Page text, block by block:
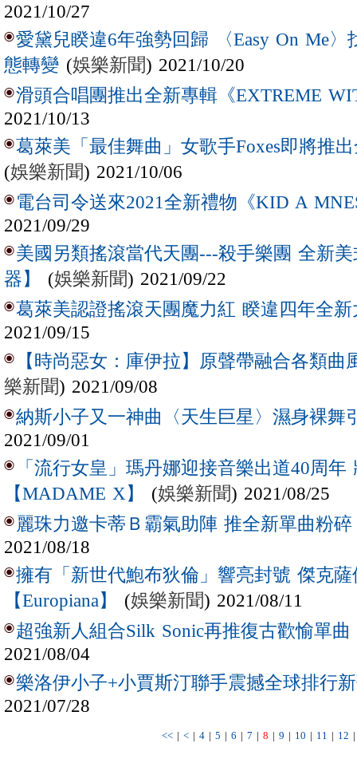
2021/10/27
愛黛兒睽違6年強勢回歸 〈Easy On Me〉
態轉變 (娛樂新聞) 2021/10/20
滑頭合唱團推出全新專輯《EXTREME
2021/10/13
葛萊美「最佳舞曲」女歌手Foxes即將推
(娛樂新聞) 2021/10/06
電台司令送來2021全新禮物《KID A
2021/09/29
美國另類搖滾當代天團---殺手樂團 全新
器】
(娛樂新聞) 2021/09/22
葛萊美認證搖滾天團魔力紅 睽違四年全
2021/09/15
【時尚惡女：庫伊拉】原聲帶融合各類
樂新聞) 2021/09/08
納斯小子又一神曲〈天生巨星〉濕身裸舞
2021/09/01
「流行女皇」瑪丹娜迎接音樂出道40周
【MADAME X】
(娛樂新聞) 2021/08/25
麗珠力邀卡蒂Ｂ霸氣助陣 推全新單曲粉
2021/08/18
擁有「新世代鮑布狄倫」響亮封號 傑克
【Europiana】
(娛樂新聞) 2021/08/11
超強新人組合Silk Sonic再推復古歡愉單曲
2021/08/04
樂洛伊小子+小賈斯汀聯手震撼全球排行
2021/07/28
<< | < | 4 | 5 | 6 | 7 | 8 | 9 | 10 | 11 | 12